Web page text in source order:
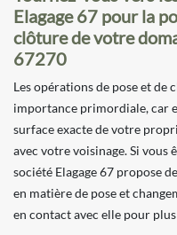
Elagage 67 pour la
clôture de votre
67270
Les opérations de pose et de
importance primordiale, car
surface exacte de votre
avec votre voisinage. Si vous
société Elagage 67 propose
en matière de pose et
en contact avec elle pour